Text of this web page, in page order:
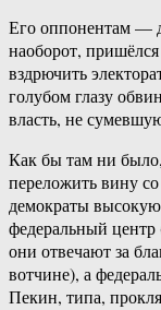
Его оппонентам —
наоборот,
вздрючить
голубом глазу
власть, не
Как бы там ни
переложить вину
демократы
федеральный
они отвечают за
вотчине), а
Пекин, типа,